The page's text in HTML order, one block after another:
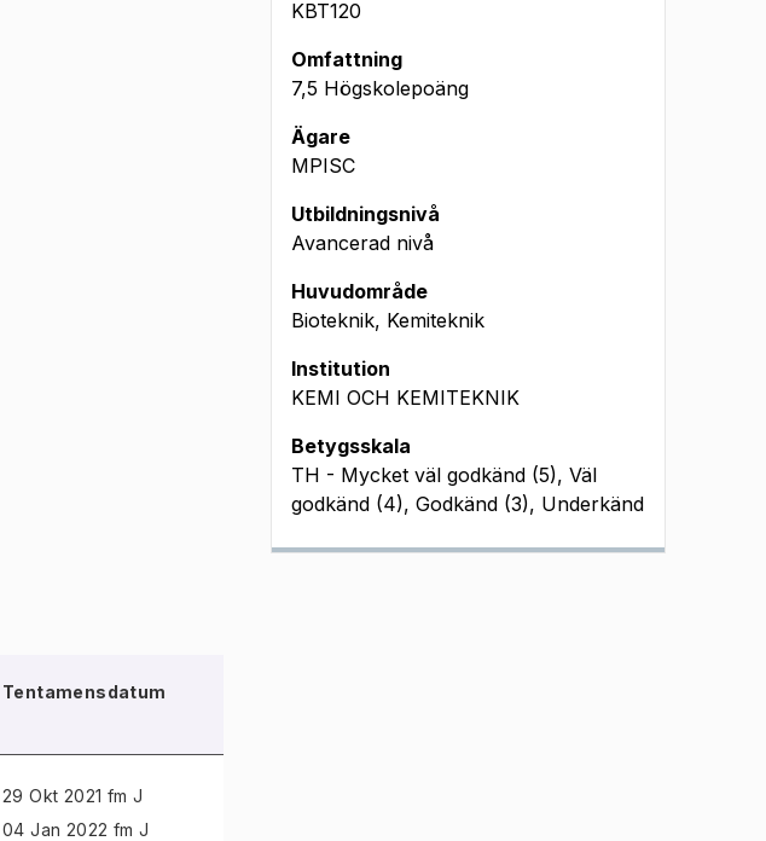
Tentamensdatum
29 Okt 2021 fm J
04 Jan 2022 fm J
KBT120
Omfattning
7,5 Högskolepoäng
Ägare
MPISC
Utbildningsnivå
Avancerad nivå
Huvudområde
Bioteknik, Kemiteknik
Institution
KEMI OCH KEMITEKNIK
Betygsskala
TH - Mycket väl godkänd (5), Väl
godkänd (4), Godkänd (3), Underkänd